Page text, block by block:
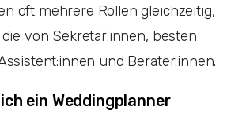
oft mehrere Rollen gleichzeitig,
von Sekretär:innen, besten
und Berater:innen.
ein Weddingplanner